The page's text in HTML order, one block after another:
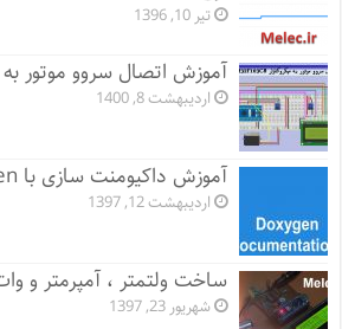
تیر 10, 1396
آموزش اتصال سروو موتور به STM32
اردیبهشت 8, 1400
آموزش داکیومنت سازی با Doxygen
اردیبهشت 12, 1397
ساخت ولتمتر ، آمپرمتر و
شهریور 23, 1397